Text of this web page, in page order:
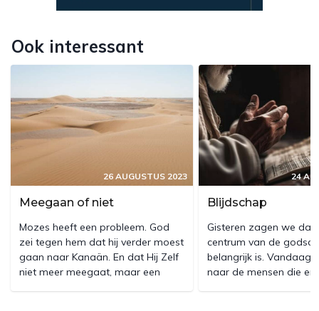
Ook interessant
26 AUGUSTUS 2023
Meegaan of niet
Mozes heeft een probleem. God
zei tegen hem dat hij verder moest
gaan naar Kanaän. En dat Hij Zelf
niet meer meegaat, maar een
24
Blijdschap
Gisteren zagen we dat
centrum van de
belangrijk is. Vandaag
naar de mensen die er